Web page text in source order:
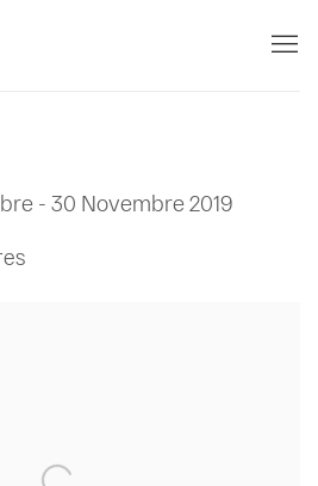
- 30 Novembre 2019